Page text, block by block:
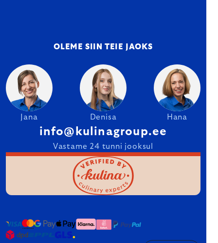
OLEME SIIN TEIE JAOKS
Jana Denisa Hana
info@kulinagroup.ee
Vastame 24 tunni jooksul